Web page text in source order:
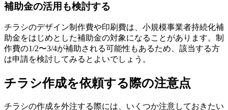
補助金の活用も検討する
チラシのデザイン制作費や印刷費は、小規模事業者持続化補
助金をはじめとした補助金の対象になることがあります。制
作費の1/2〜3/4が補助される可能性もあるため、該当する方
は申請を検討してみるとよいでしょう。
チラシ作成を依頼する際の注意点
チラシの作成を外注する際には、いくつか注意しておきたい